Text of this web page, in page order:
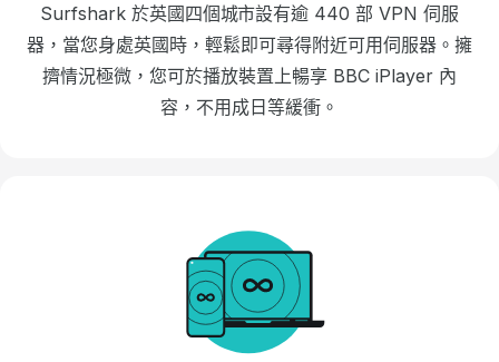
Surfshark 於英國四個城市設有逾 440 部 VPN 伺服
器，當您身處英國時，輕鬆即可尋得附近可用伺服器。擁
擠情況極微，您可於播放裝置上暢享 BBC iPlayer 內
容，不用成日等緩衝。